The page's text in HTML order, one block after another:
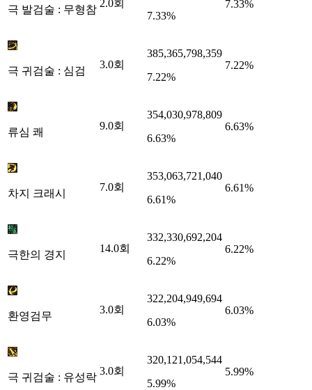
극 발검술 : 무형참
2.0회
7.33%
7.33%
극 귀검술 : 심검
3.0회
385,365,798,359
7.22%
7.22%
류심 쾌
9.0회
354,030,978,809
6.63%
6.63%
차지 크래시
7.0회
353,063,721,040
6.61%
6.61%
극한의 경지
14.0회
332,330,692,204
6.22%
6.22%
환영검무
3.0회
322,204,949,694
6.03%
6.03%
극 귀검술 : 유성락
3.0회
320,121,054,544
5.99%
5.99%